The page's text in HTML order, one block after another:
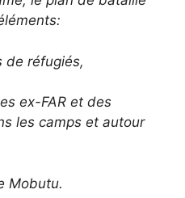
de réfugiés,
ex-FAR et des
les camps et autour
Mobutu.